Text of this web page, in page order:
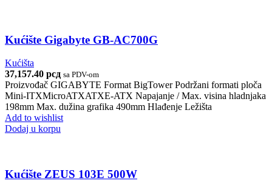
Kućište Gigabyte GB-AC700G
Kućišta
37,157.40 рсд sa PDV-om
Proizvođač GIGABYTE Format BigTower Podržani formati ploča
Mini-ITXMicroATXATXE-ATX Napajanje / Max. visina hladnjaka
198mm Max. dužina grafika 490mm Hlađenje Ležišta
Add to wishlist
Dodaj u korpu
Kućište ZEUS 103E 500W